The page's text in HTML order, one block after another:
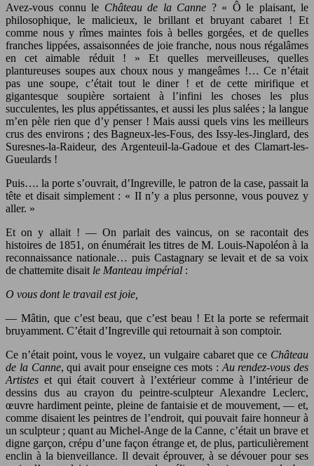
Avez-vous connu le Château de la Canne ? « Ô le plaisant, le
philosophique, le malicieux, le brillant et bruyant cabaret ! Et
comme nous y rîmes maintes fois à belles gorgées, et de quelles
franches lippées, assaisonnées de joie franche, nous nous régalâmes
en cet aimable réduit ! » Et quelles merveilleuses, quelles
plantureuses soupes aux choux nous y mangeâmes !… Ce n’était
pas une soupe, c’était tout le diner ! et de cette mirifique et
gigantesque soupière sortaient à l’infini les choses les plus
succulentes, les plus appétissantes, et aussi les plus salées ; la langue
m’en pèle rien que d’y penser ! Mais aussi quels vins les meilleurs
crus des environs ; des Bagneux-les-Fous, des Issy-les-Jinglard, des
Suresnes-la-Raideur, des Argenteuil-la-Gadoue et des Clamart-les-
Gueulards !
Puis…. la porte s’ouvrait, d’Ingreville, le patron de la case, passait la
tête et disait simplement : « II n’y a plus personne, vous pouvez y
aller. »
Et on y allait ! — On parlait des vaincus, on se racontait des
histoires de 1851, on énumérait les titres de M. Louis-Napoléon à la
reconnaissance nationale… puis Castagnary se levait et de sa voix
de chattemite disait le Manteau impérial :
O vous dont le travail est joie,
— Mâtin, que c’est beau, que c’est beau ! Et la porte se refermait
bruyamment. C’était d’Ingreville qui retournait à son comptoir.
Ce n’était point, vous le voyez, un vulgaire cabaret que ce Château
de la Canne, qui avait pour enseigne ces mots : Au rendez-vous des
Artistes et qui était couvert à l’extérieur comme à l’intérieur de
dessins dus au crayon du peintre-sculpteur Alexandre Leclerc,
œuvre hardiment peinte, pleine de fantaisie et de mouvement, — et,
comme disaient les peintres de l’endroit, qui pouvait faire honneur à
un sculpteur ; quant au Michel-Ange de la Canne, c’était un brave et
digne garçon, crépu d’une façon étrange et, de plus, particulièrement
enclin à la bienveillance. Il devait éprouver, à se dévouer pour ses